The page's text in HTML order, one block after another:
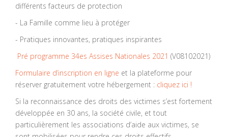
différents facteurs de protection
- La Famille comme lieu à protéger
- Pratiques innovantes, pratiques inspirantes
Pré programme 34es Assises Nationales 2021 (V08102021)
Formulaire d’inscription en ligne et la plateforme pour
réserver gratuitement votre hébergement : cliquez ici !
Si la reconnaissance des droits des victimes s’est fortement
développée en 30 ans, la société civile, et tout
particulièrement les associations d’aide aux victimes, se